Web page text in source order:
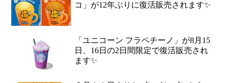
コ」が12年ぶりに復活販売されます✨
「ユニコーン フラペチーノ」が8月15
日、16日の2日間限定で復活販売され
ます✨